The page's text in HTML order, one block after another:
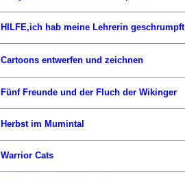
HILFE,ich hab meine Lehrerin geschrumpft
Cartoons entwerfen und zeichnen
Fünf Freunde und der Fluch der Wikinger
Herbst im Mumintal
Warrior Cats